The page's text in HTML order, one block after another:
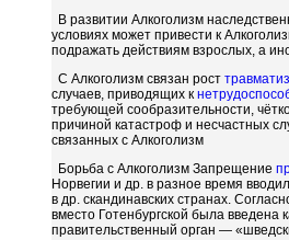
В развитии Алкоголизм
условиях может привести к
подражать действиям взрослых, а
С Алкоголизм связан рост
случаев, приводящих к
требующей сообразительности,
причиной катастроф и несчастных
связанных с Алкоголизм
Борьба с Алкоголизм Запрещение
Норвегии и др. в разное время
в др. скандинавских странах.
вместо Готенбургской была введена
правительственный орган —